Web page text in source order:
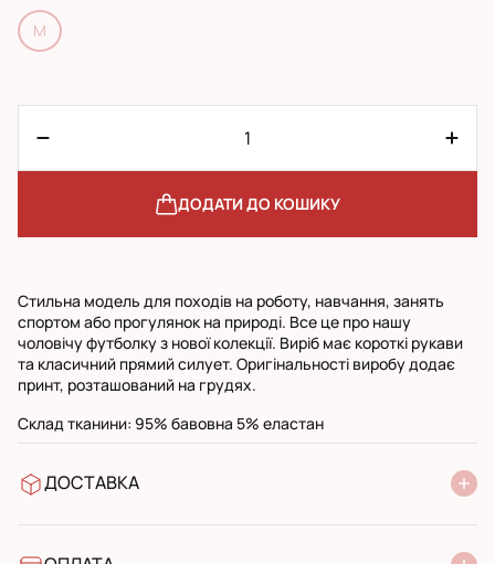
M
ДОДАТИ ДО КОШИКУ
Стильна модель для походів на роботу, навчання, занять
спортом або прогулянок на природі. Все це про нашу
чоловічу футболку з нової колекції. Виріб має короткі рукави
та класичний прямий силует. Оригінальності виробу додає
принт, розташований на грудях.
Склад тканини: 95% бавовна 5% еластан
ДОСТАВКА
УкрПошта стандарт